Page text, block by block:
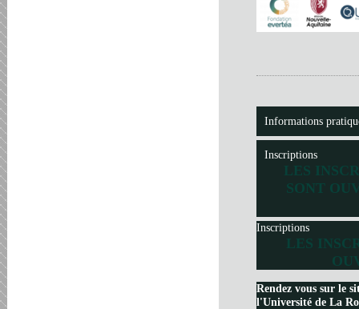
Informations
Inscriptions
LES
SONT
Inscriptions
LES
Rendez vous sur le
l'Université de La